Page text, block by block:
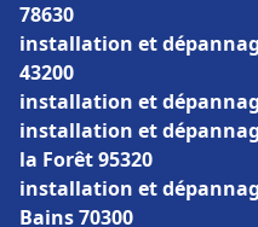
78630
installation et
43200
installation et
installation et
la Forêt 95320
installation et
Bains 70300